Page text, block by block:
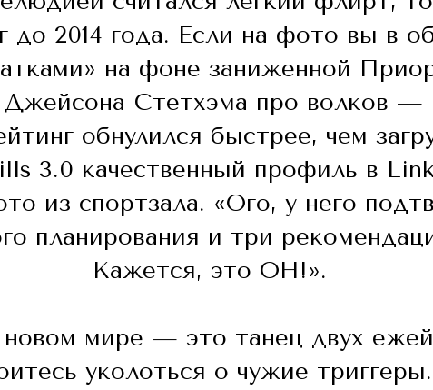
до 2014 года. Если на фото вы в
на фоне заниженной
Джейсона Стетхэма про волков —
обнулился быстрее, чем
3.0 качественный профиль в
из спортзала. «Ого, у него
планирования и три
Кажется, это ОН!».
новом мире — это танец двух
уколоться о чужие